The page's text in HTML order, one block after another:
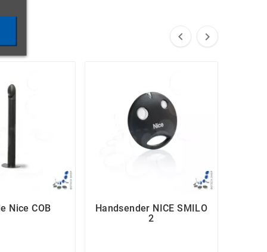
 
Nice COB
Handsender NICE SMILO
2